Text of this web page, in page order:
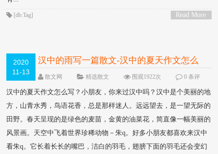
Read More
[db:Tag]
2020
11-13
汉中的雨写一篇散文-汉中的夏天作文怎么
写？
散文网 精选散文 围观1922次
0 条评
汉中的夏天作文怎么写？小朋友，你来过汉中吗？汉中是个美丽的地
方，山青水秀，鸟语花香，总是那样迷人。远远望去，是一望无际的
田野。春天呈现的是绿色的麦苗，金黄的油菜花，简直像一幅美丽的
风景画。天空中飞着世界珍稀动物－朱q。好多小朋友都喜欢来汉中
看朱q。它长着长长的嘴巴，洁白的羽毛，翅膀下面的羽毛还会变幻